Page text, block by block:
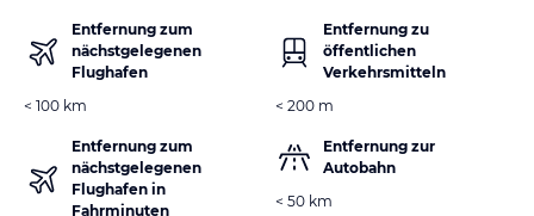
Entfernung zum
nächstgelegenen
Flughafen
< 100 km
Entfernung zum
nächstgelegenen
Flughafen in
Fahrminuten
Entfernung zu
öffentlichen
Verkehrsmitteln
< 200 m
Entfernung zur
Autobahn
< 50 km